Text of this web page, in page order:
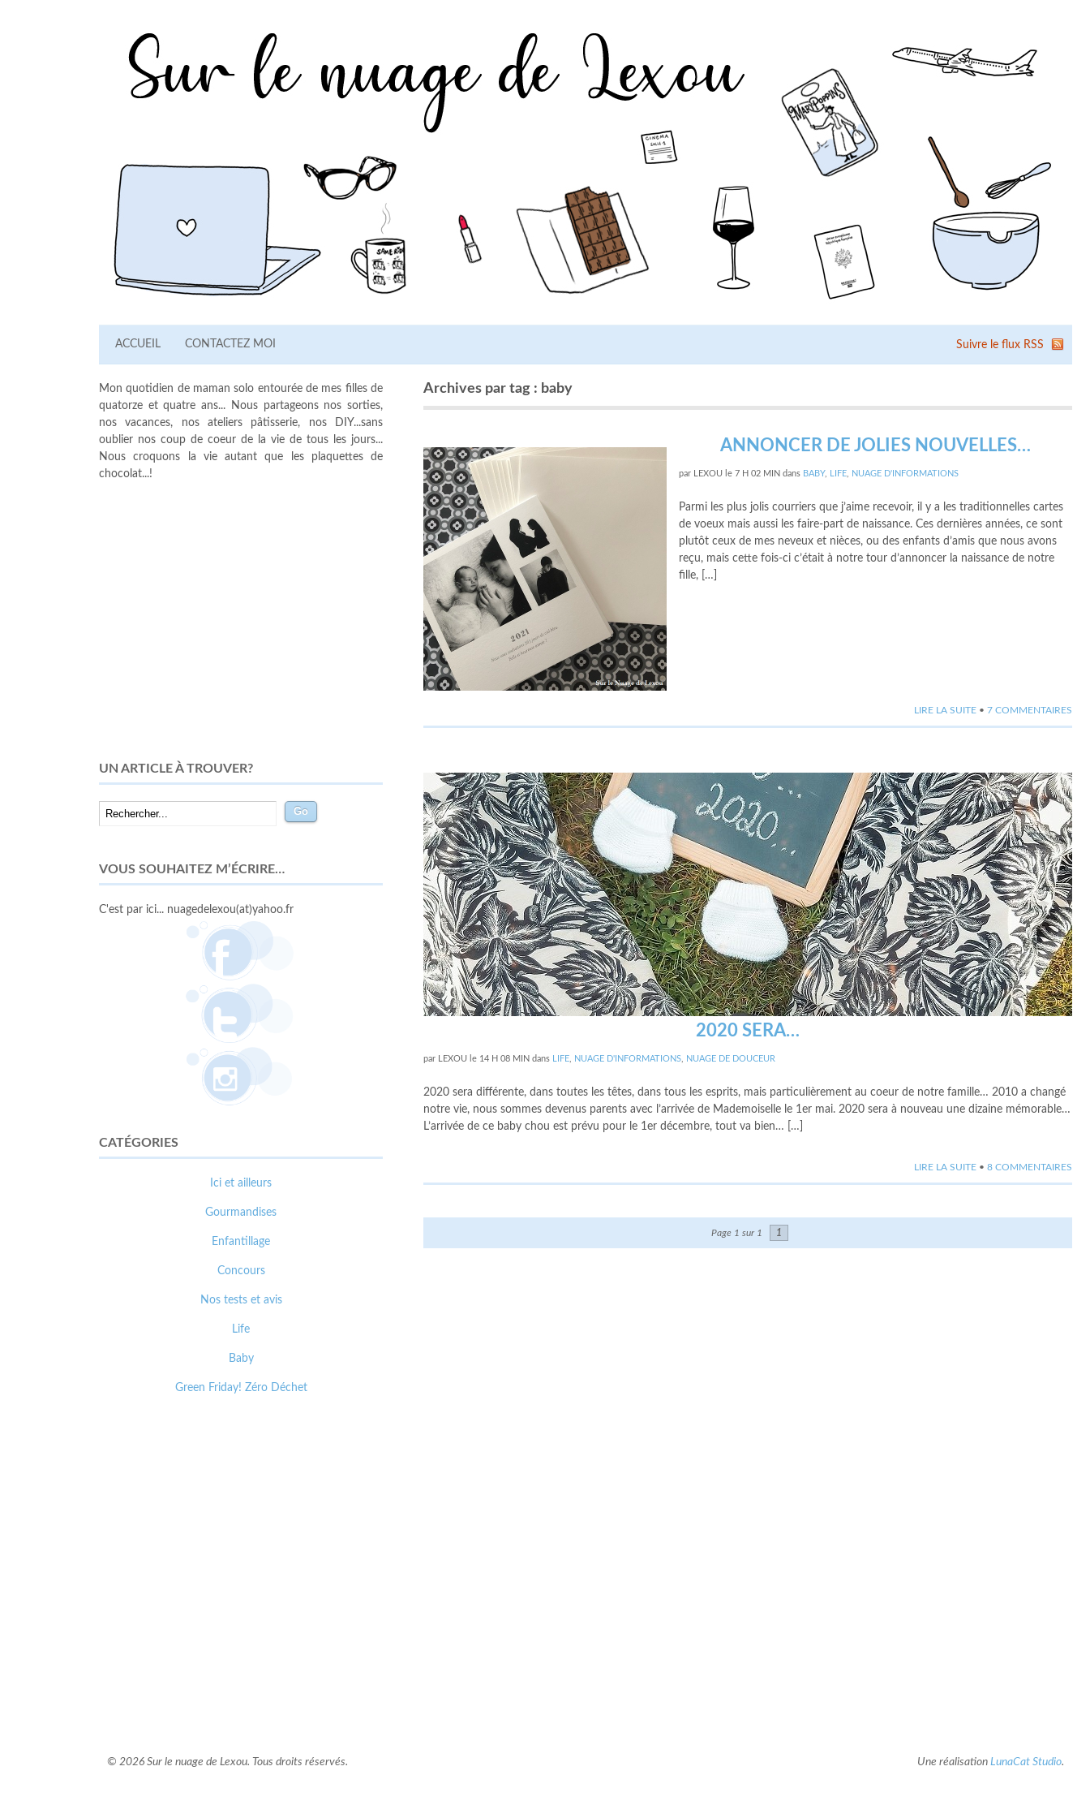
ACCUEIL CONTACTEZ MOI Suivre le flux RSS
Archives par tag : baby
ANNONCER DE JOLIES NOUVELLES…
par LEXOU le 7 H 02 MIN dans BABY, LIFE NUAGE D'INFORMATIONS
Parmi les plus jolis courriers que j’aime recevoir, il y a les traditionnelles cartes
de voeux mais aussi les faire-part de naissance. Ces dernières années, ce sont
plutôt ceux de mes neveux et nièces, ou des enfants d’amis que nous avons
reçu, mais cette fois-ci c’était à notre tour d’annoncer la naissance de notre
fille, […]
LIRE LA SUITE • 7 COMMENTAIRES
2020 SERA…
par LEXOU le 14 H 08 MIN dans LIFE NUAGE D'INFORMATIONS NUAGE DE DOUCEUR
2020 sera différente, dans toutes les têtes, dans tous les esprits, mais particulièrement au coeur de notre famille… 2010 a changé
notre vie, nous sommes devenus parents avec l’arrivée de Mademoiselle le 1er mai. 2020 sera à nouveau une dizaine mémorable…
L’arrivée de ce baby chou est prévu pour le 1er décembre, tout va bien… […]
LIRE LA SUITE • 8 COMMENTAIRES
Page 1 sur 1 1
Mon quotidien de maman solo entourée de mes filles de
quatorze et quatre ans... Nous partageons nos sorties,
nos vacances, nos ateliers pâtisserie, nos DIY...sans
oublier nos coup de coeur de la vie de tous les jours...
Nous croquons la vie autant que les plaquettes de
chocolat...!
UN ARTICLE À TROUVER?
VOUS SOUHAITEZ M’ÉCRIRE…
C'est par ici... nuagedelexou(at)yahoo.fr
CATÉGORIES
Ici et ailleurs
Gourmandises
Enfantillage
Concours
Nos tests et avis
Life
Baby
Green Friday! Zéro Déchet
© 2026 Sur le nuage de Lexou. Tous droits réservés. Une réalisation LunaCat Studio.